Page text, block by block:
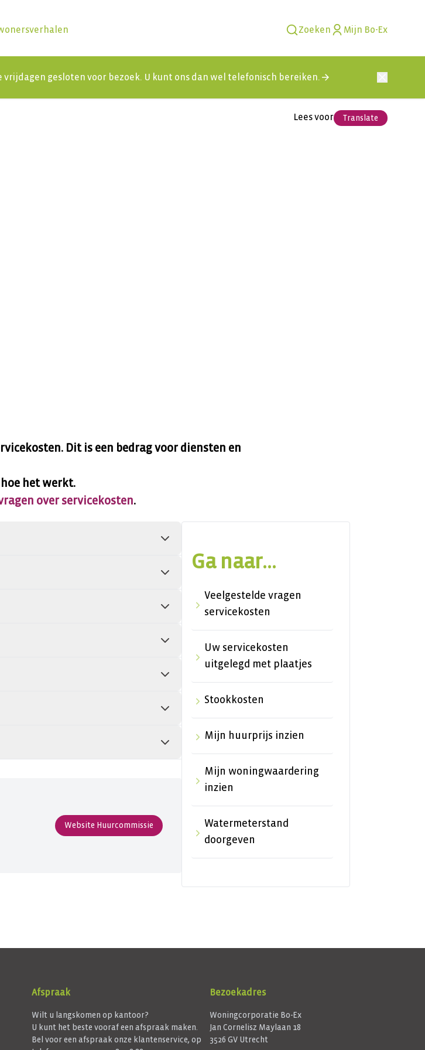
Zoeken Mijn Bo-Ex
vrijdagen gesloten voor bezoek. U kunt ons dan wel telefonisch bereiken.
Lees voor Translate
Dit is een bedrag voor diensten en
het werkt.
over servicekosten.
Website Huurcommissie
Ga naar...
Veelgestelde vragen
servicekosten
Uw servicekosten
uitgelegd met plaatjes
Stookkosten
Mijn huurprijs inzien
Mijn woningwaardering
inzien
Watermeterstand
doorgeven
Afspraak
Wilt u langskomen op kantoor?
U kunt het beste vooraf een afspraak maken.
Bel voor een afspraak onze klantenservice, op
Bezoekadres
Woningcorporatie Bo-Ex
Jan Cornelisz Maylaan 18
3526 GV Utrecht